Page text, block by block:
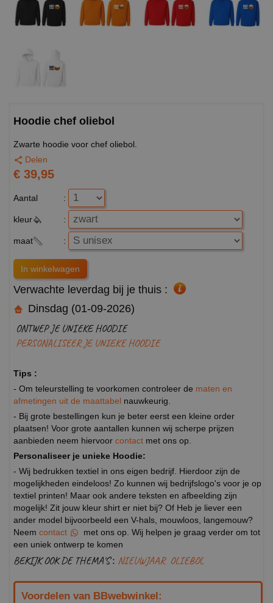
Hoodie chef oliebol
Zwarte hoodie voor chef oliebol.
Delen
€ 39,95
Aantal :
kleur :
maat :
Verwachte leverdag bij je thuis :
Dinsdag (01-09-2026)
ONTWEP JE UNIEKE HOODIE
PERSONALISEER JE UNIEKE HOODIE
Tips :
- Om teleurstelling te voorkomen controleer de maten en
afmetingen uit de maattabel nauwkeurig.
- Bij grote bestellingen kun je beter eerst een kleine order
plaatsen! Voor grote aantallen kunnen wij scherpe prijzen
aanbieden neem hiervoor contact met ons op.
Personaliseer je unieke Hoodie:
- Wij bedrukken textiel in ons eigen bedrijf. Hierdoor zijn de
mogelijkheden eindeloos! Zo kunnen wij bedrijfslogo's voor je op
textiel printen! Maar ook andere teksten en afbeelding zijn
mogelijk! Zit jouw kleur shirt er niet bij? Of Heb je liever een
ander model bijvoorbeeld een V-hals, mouwloos, langemouw?
Neem contact
met ons op. Wij helpen je graag verder om tot
een uniek ontwerp te komen
BEKIJK OOK DE THEMA'S : NIEUWJAAR OLIEBOL
Voordelen van BBwebwinkel: